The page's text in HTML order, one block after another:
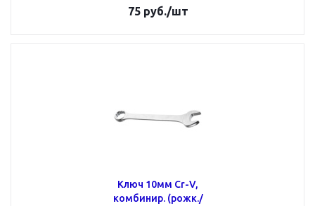
75руб./шт
Ключ 10мм Cr-V,
комбинир. (рожк./